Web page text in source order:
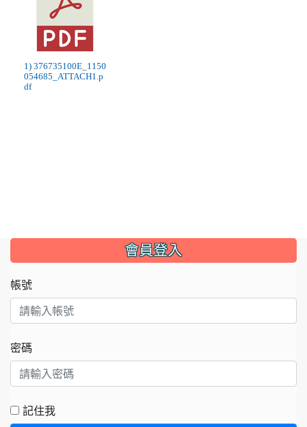
1) 376735100E_1150
054685_ATTACH1.p
df
::: 會員登入
帳號
密碼
記住我